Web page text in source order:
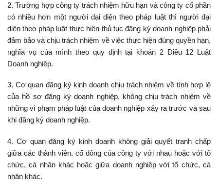
2. Trường hợp công ty trách nhiệm hữu hạn và công ty cổ phần
có nhiều hơn một người đại diện theo pháp luật thì người đại
diện theo pháp luật thực hiện thủ tục đăng ký doanh nghiệp phải
đảm bảo và chịu trách nhiệm về việc thực hiện đúng quyền hạn,
nghĩa vụ của mình theo quy định tại khoản 2 Điều 12 Luật
Doanh nghiệp.
3. Cơ quan đăng ký kinh doanh chịu trách nhiệm về tính hợp lệ
của hồ sơ đăng ký doanh nghiệp, không chịu trách nhiệm về
những vi phạm pháp luật của doanh nghiệp xảy ra trước và sau
khi đăng ký doanh nghiệp.
4. Cơ quan đăng ký kinh doanh không giải quyết tranh chấp
giữa các thành viên, cổ đông của công ty với nhau hoặc với tổ
chức, cá nhân khác hoặc giữa doanh nghiệp với tổ chức, cá
nhân khác.